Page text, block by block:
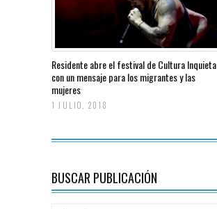
Residente abre el festival de Cultura Inquieta
con un mensaje para los migrantes y las
mujeres
1 JULIO, 2018
BUSCAR PUBLICACIÓN